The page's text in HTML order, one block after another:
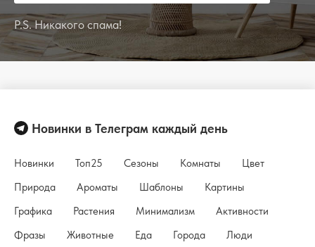
P.S. Никакого спама!
Новинки в Телеграм каждый день
Новинки Топ25 Сезоны Комнаты
Цвет
Природа
Ароматы Шаблоны
Картины
Графика
Растения Минимализм
Активности
Фразы
Животные Еда Города Люди